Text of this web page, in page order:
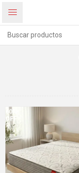
60%
OFF